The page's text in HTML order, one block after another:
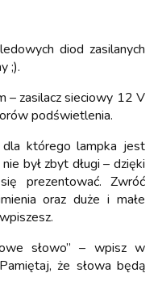
diod zasilanych
;).
– zasilacz sieciowy 12 V
podświetlenia.
którego lampka jest
był zbyt długi – dzięki
prezentować. Zwróć
oraz duże i małe
słowo” – wpisz w
że słowa będą